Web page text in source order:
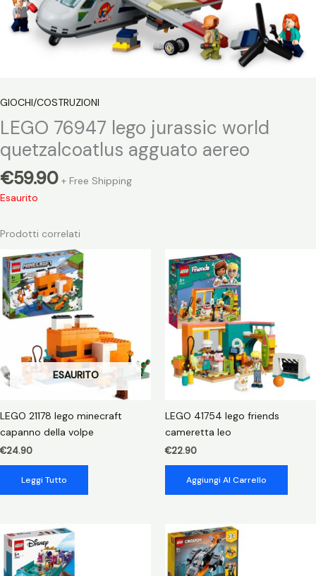
GIOCHI/COSTRUZIONI
LEGO 76947 lego jurassic world
quetzalcoatlus agguato aereo
€59.90 + Free Shipping
Esaurito
Prodotti correlati
ESAURITO
LEGO 21178 lego minecraft
capanno della volpe
€24.90
Leggi Tutto
LEGO 41754 lego friends
cameretta leo
€22.90
Aggiungi Al Carrello